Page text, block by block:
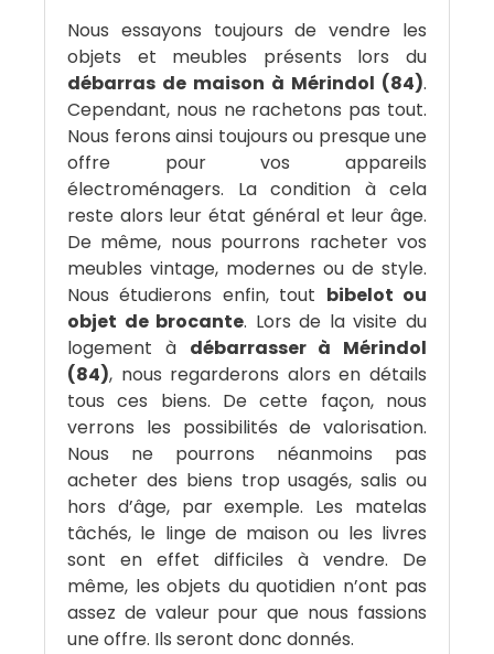
Nous essayons toujours de vendre les
objets et meubles présents lors du
débarras de maison à Mérindol (84).
Cependant, nous ne rachetons pas tout.
Nous ferons ainsi toujours ou presque une
offre pour vos appareils
électroménagers. La condition à cela
reste alors leur état général et leur âge.
De même, nous pourrons racheter vos
meubles vintage, modernes ou de style.
Nous étudierons enfin, tout bibelot ou
objet de brocante. Lors de la visite du
logement à débarrasser à Mérindol
(84), nous regarderons alors en détails
tous ces biens. De cette façon, nous
verrons les possibilités de valorisation.
Nous ne pourrons néanmoins pas
acheter des biens trop usagés, salis ou
hors d’âge, par exemple. Les matelas
tâchés, le linge de maison ou les livres
sont en effet difficiles à vendre. De
même, les objets du quotidien n’ont pas
assez de valeur pour que nous fassions
une offre. Ils seront donc donnés.